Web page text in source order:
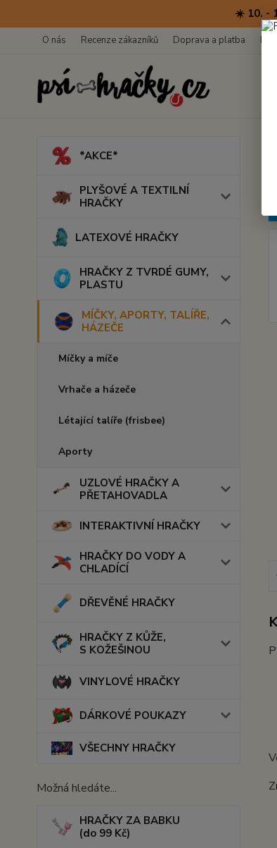
☀️ 10. -
O nás Recenze zákazníků Doprava a platba
*AKCE*
PLYŠOVÉ A TEXTILNÍ
HRAČKY
LATEXOVÉ HRAČKY
HRAČKY Z TVRDÉ GUMY,
PLASTU
MÍČKY, APORTY, TALÍŘE,
HÁZEČE
Míčky a míče
Vrhače a házeče
Létající talíře (frisbee)
Aporty
UZLOVÉ HRAČKY A
PŘETAHOVADLA
INTERAKTIVNÍ HRAČKY
HRAČKY DO VODY A
CHLADÍCÍ
DŘEVĚNÉ HRAČKY
HRAČKY Z KŮŽE,
S KOŽEŠINOU
VINYLOVÉ HRAČKY
DÁRKOVÉ POUKAZY
VŠECHNY HRAČKY
Možná hledáte...
HRAČKY ZA BABKU
(do 99 Kč)